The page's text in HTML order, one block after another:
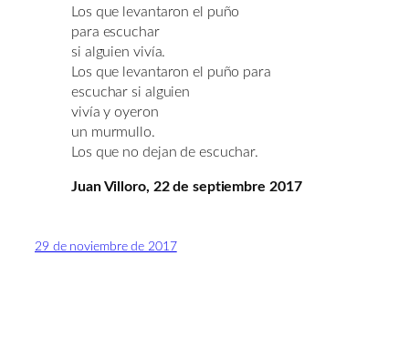
Los que levantaron el puño
para escuchar
si alguien vivía.
Los que levantaron el puño para
escuchar si alguien
vivía y oyeron
un murmullo.
Los que no dejan de escuchar.
Juan Villoro, 22 de septiembre 2017
29 de noviembre de 2017